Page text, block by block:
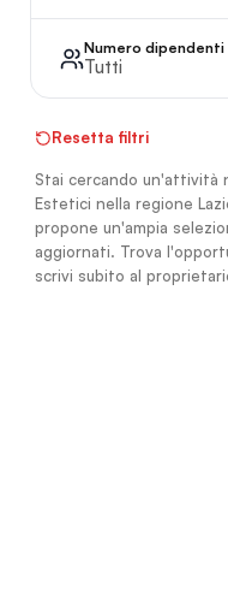
Numero dipendenti
Tutti
Resetta filtri
Stai cercando un'attività
Estetici nella regione
propone un'ampia
aggiornati. Trova
scrivi subito al